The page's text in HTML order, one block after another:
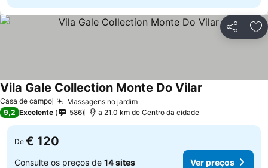
Partilhar
Casa de campo Massagens no jardim
Vila Gale Collection Monte Do Vilar
9,2 Excelente 586 a 21.0 km de Centro da cidade
De € 120
Consulte os preços de 14 sites Ver preços